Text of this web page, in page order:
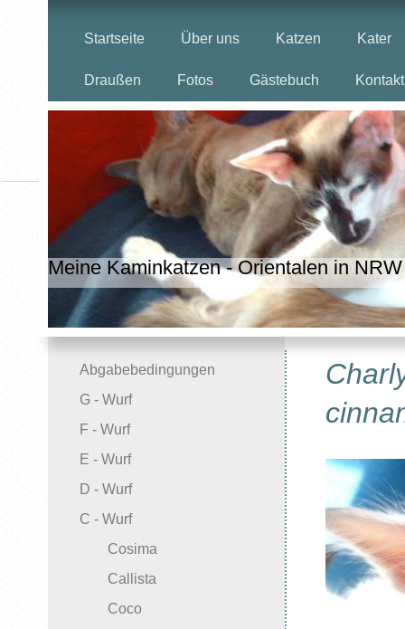
Startseite Über uns Katzen Kater
Draußen Fotos Gästebuch Kontakt
Meine Kaminkatzen - Orientalen in NRW
Abgabebedingungen
G - Wurf
F - Wurf
E - Wurf
D - Wurf
C - Wurf
Cosima
Callista
Coco